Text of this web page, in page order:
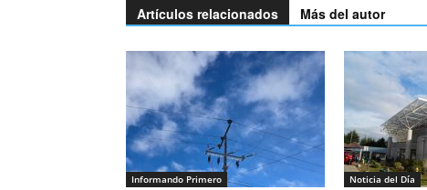
Artículos relacionados Más del autor
Informando Primero Noticia del Día